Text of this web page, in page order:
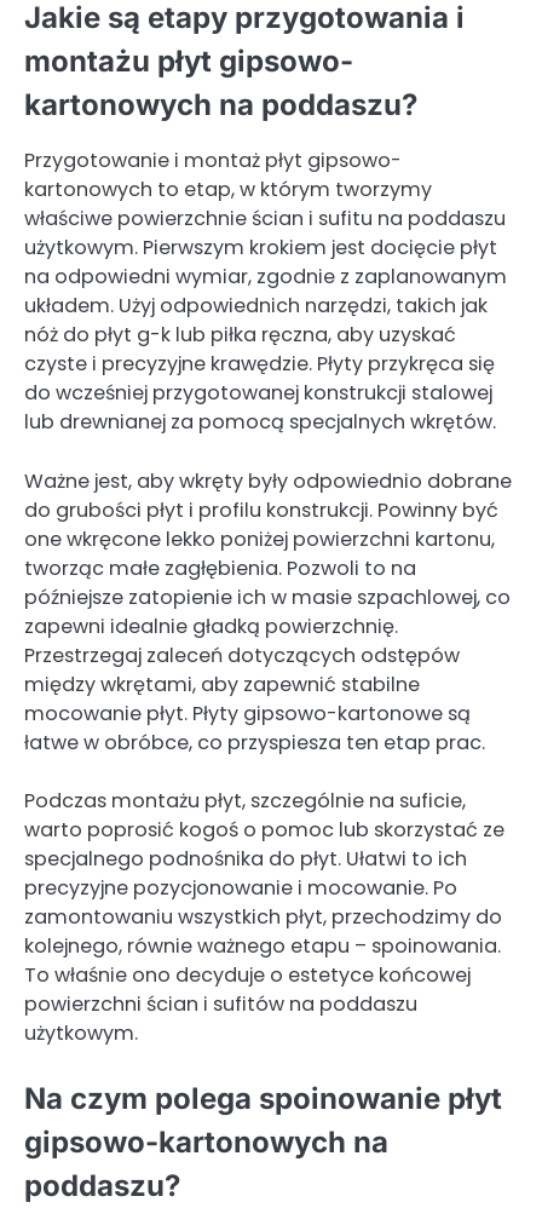
Jakie są etapy przygotowania i
montażu płyt gipsowo-
kartonowych na poddaszu?
Przygotowanie i montaż płyt gipsowo-
kartonowych to etap, w którym tworzymy
właściwe powierzchnie ścian i sufitu na poddaszu
użytkowym. Pierwszym krokiem jest docięcie płyt
na odpowiedni wymiar, zgodnie z zaplanowanym
układem. Użyj odpowiednich narzędzi, takich jak
nóż do płyt g-k lub piłka ręczna, aby uzyskać
czyste i precyzyjne krawędzie. Płyty przykręca się
do wcześniej przygotowanej konstrukcji stalowej
lub drewnianej za pomocą specjalnych wkrętów.
Ważne jest, aby wkręty były odpowiednio dobrane
do grubości płyt i profilu konstrukcji. Powinny być
one wkręcone lekko poniżej powierzchni kartonu,
tworząc małe zagłębienia. Pozwoli to na
późniejsze zatopienie ich w masie szpachlowej, co
zapewni idealnie gładką powierzchnię.
Przestrzegaj zaleceń dotyczących odstępów
między wkrętami, aby zapewnić stabilne
mocowanie płyt. Płyty gipsowo-kartonowe są
łatwe w obróbce, co przyspiesza ten etap prac.
Podczas montażu płyt, szczególnie na suficie,
warto poprosić kogoś o pomoc lub skorzystać ze
specjalnego podnośnika do płyt. Ułatwi to ich
precyzyjne pozycjonowanie i mocowanie. Po
zamontowaniu wszystkich płyt, przechodzimy do
kolejnego, równie ważnego etapu – spoinowania.
To właśnie ono decyduje o estetyce końcowej
powierzchni ścian i sufitów na poddaszu
użytkowym.
Na czym polega spoinowanie płyt
gipsowo-kartonowych na
poddaszu?